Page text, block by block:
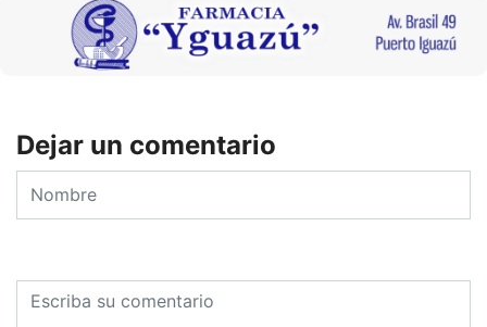
Dejar un comentario